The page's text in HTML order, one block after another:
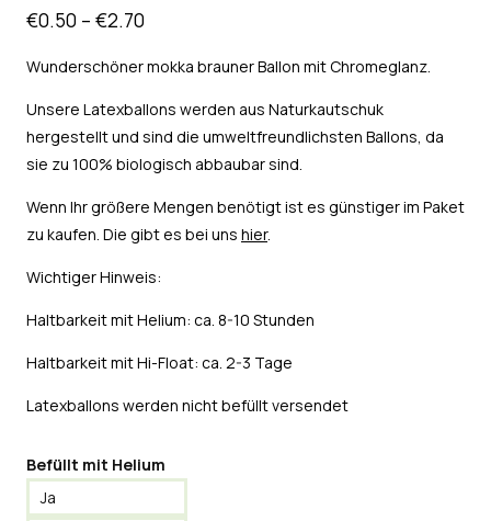
€0.50 – €2.70
Wunderschöner mokka brauner Ballon mit Chromeglanz.
Unsere Latexballons werden aus Naturkautschuk
hergestellt und sind die umweltfreundlichsten Ballons, da
sie zu 100% biologisch abbaubar sind.
Wenn Ihr größere Mengen benötigt ist es günstiger im Paket
zu kaufen. Die gibt es bei uns hier.
Wichtiger Hinweis:
Haltbarkeit mit Helium: ca. 8-10 Stunden
Haltbarkeit mit Hi-Float: ca. 2-3 Tage
Latexballons werden nicht befüllt versendet
Befüllt mit Helium
Ja